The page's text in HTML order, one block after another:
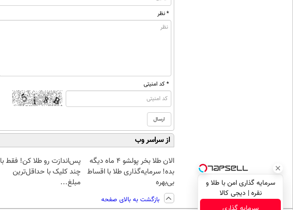
* نظر
* کد امنیتی
از سراسر وب
الان طلا بخر پولشو 4 ماه دیگه
بده! سرمایه‌گذاری طلا با اقساط
بی‌بهره
پس‌اندازت رو طلا کن! فقط با
چند کلیک با حداقل‌ترین
مبلغ...
بازگشت به بالای صفحه
سرمایه گذاری امن با طلا و
نقره | دیجی کالا